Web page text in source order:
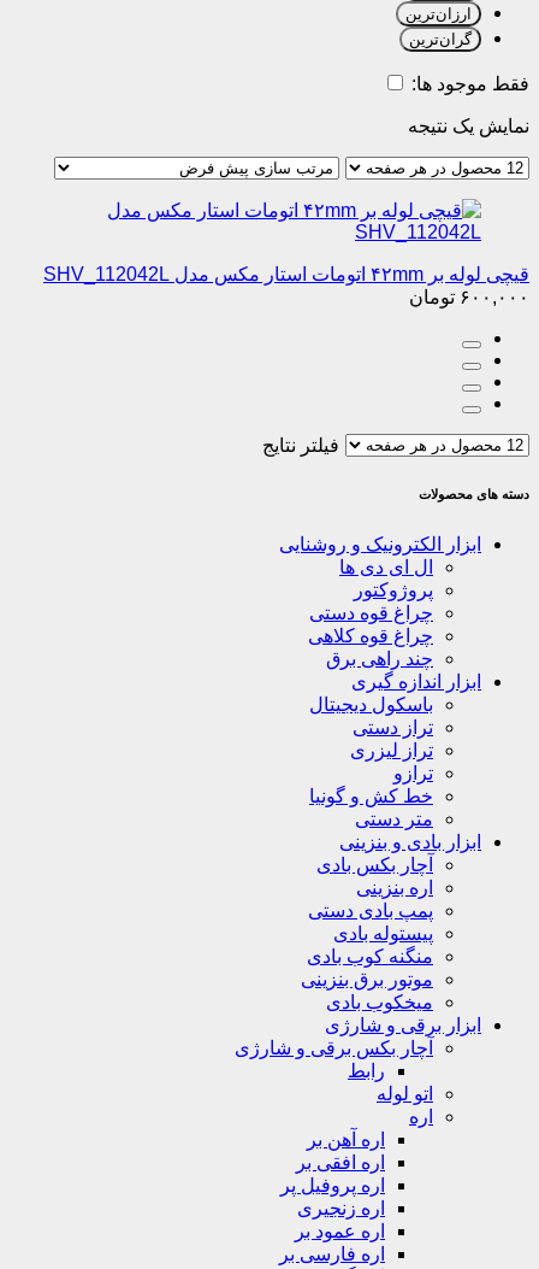
ارزان‌ترین
گران‌ترین
فقط موجود ها:
نمایش یک نتیجه
قیچی لوله بر ۴۲mm اتومات استار مکس مدل SHV_112042L
۶۰۰,۰۰۰ تومان
فیلتر نتایج
دسته های محصولات
ابزار الکترونیک و روشنایی
ال ای دی ها
پروژوکتور
چراغ قوه دستی
چراغ قوه کلاهی
چند راهی برق
ابزار اندازه گیری
باسکول دیجیتال
تراز دستی
تراز لیزری
ترازو
خط کش و گونیا
متر دستی
ابزار بادی و بنزینی
آچار بکس بادی
اره بنزینی
پمپ بادی دستی
پیستوله بادی
منگنه کوب بادی
موتور برق بنزینی
میخکوب بادی
ابزار برقی و شارژی
آچار بکس برقی و شارژی
رابط
اتو لوله
اره
اره آهن بر
اره افقی بر
اره پروفیل پر
اره زنجیری
اره عمود بر
اره فارسی بر